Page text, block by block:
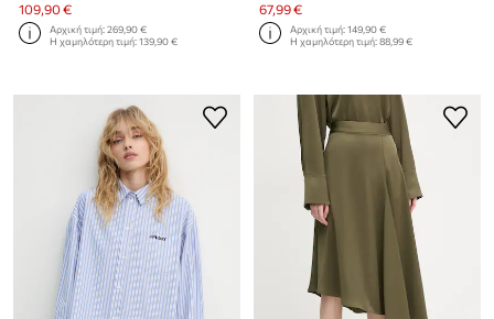
109,90 €
Αρχική τιμή:269,90 €
Η χαμηλότερη τιμή:139,90 €
67,99 €
Αρχική τιμή:149,90 €
Η χαμηλότερη τιμή:88,99 €